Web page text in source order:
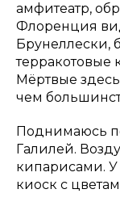
амфитеатр,
Флоренция
Брунеллески,
Мёртвые
чем
Поднимаюсь
Галилей.
кипарисами.
киоск с